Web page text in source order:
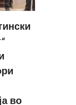
во